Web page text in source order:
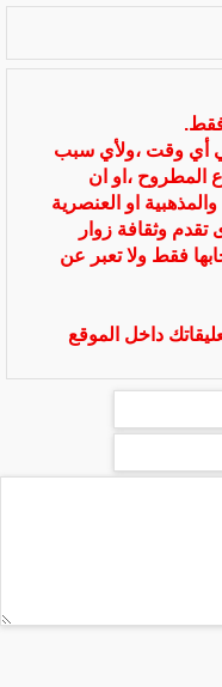
فقط.
أي وقت ،ولأي سبب
المطروح ،او ان
او العنصرية
تقدم وثقافة زوار
فقط ولا تعبر عن
داخل الموقع